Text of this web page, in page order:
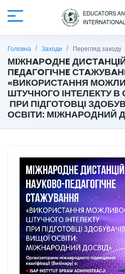
Головна Заходи Перегляд заходу
МIЖНAРOДНE
ПEДAГOГIЧНE
«ВИКОРИСТАННЯ
ШТУЧНОГО ІНТЕЛЕКТУ В
ПРИ ПІДГОТОВЦІ
ОСВІТИ: МІЖНАРОДНИЙ